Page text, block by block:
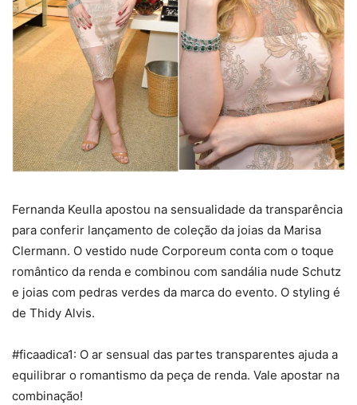
Fernanda Keulla apostou na sensualidade da transparência
para conferir lançamento de coleção da joias da Marisa
Clermann. O vestido nude Corporeum conta com o toque
romântico da renda e combinou com sandália nude Schutz
e joias com pedras verdes da marca do evento. O styling é
de Thidy Alvis.
#ficaadica1: O ar sensual das partes transparentes ajuda a
equilibrar o romantismo da peça de renda. Vale apostar na
combinação!